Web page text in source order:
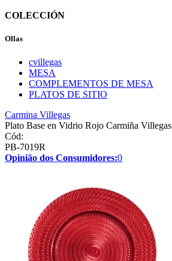
COLECCIÓN
Ollas
cvillegas
MESA
COMPLEMENTOS DE MESA
PLATOS DE SITIO
Carmina Villegas
Plato Base en Vidrio Rojo Carmiña Villegas
Cód:
PB-7019R
Opinião dos Consumidores:0